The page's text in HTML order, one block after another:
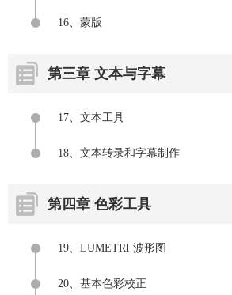
16、蒙版
第三章 文本与字幕
17、文本工具
18、文本转录和字幕制作
第四章 色彩工具
19、LUMETRI 波形图
20、基本色彩校正